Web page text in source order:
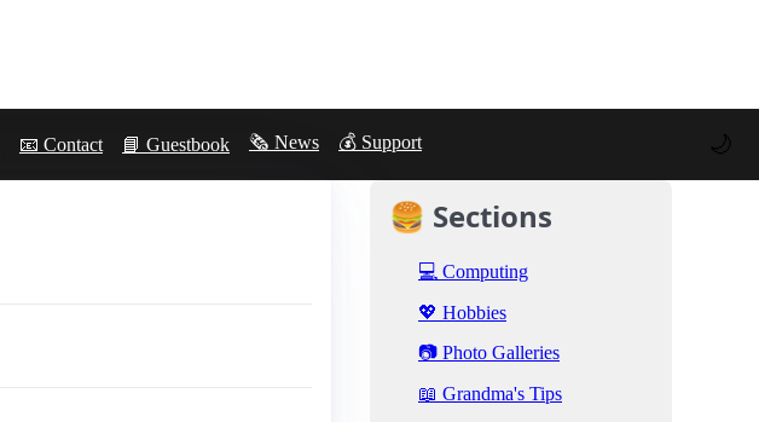
📧 Contact 📘 Guestbook 🗞️ News 💰 Support 🌙
🍔 Sections
💻 Computing
💖 Hobbies
📷 Photo Galleries
📖 Grandma's Tips